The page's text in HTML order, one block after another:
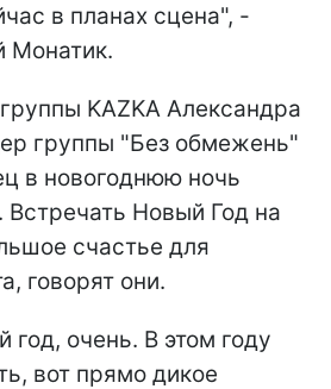
в планах сцена", -
Монатик.
KAZKA Александра
группы "Без обмежень"
в новогоднюю ночь
Встречать Новый Год на
счастье для
говорят они.
очень. В этом году
вот прямо дикое